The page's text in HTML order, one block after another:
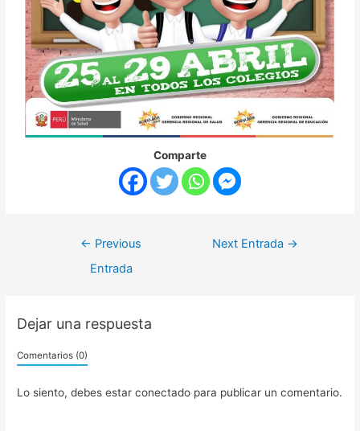
Comparte
← Previous
Entrada
Next Entrada →
Dejar una respuesta
Comentarios (0)
Lo siento, debes estarconectado para publicar un comentario.